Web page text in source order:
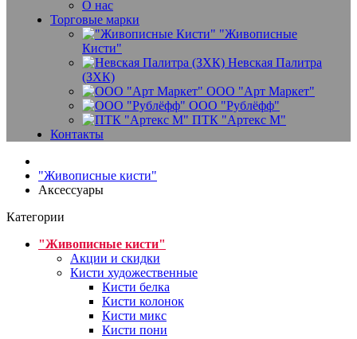
О нас
Торговые марки
"Живописные
Кисти"
Невская Палитра
(ЗХК)
ООО "Арт Маркет"
ООО "Рублёфф"
ПТК "Артекс М"
Контакты
"Живописные кисти"
Аксессуары
Категории
"Живописные кисти"
Акции и скидки
Кисти художественные
Кисти белка
Кисти колонок
Кисти микс
Кисти пони